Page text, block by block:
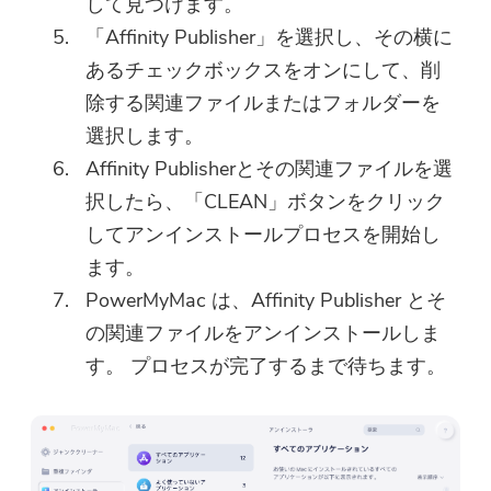
「Affinity Publisher」を選択し、その横に
あるチェックボックスをオンにして、削
除する関連ファイルまたはフォルダーを
選択します。
Affinity Publisherとその関連ファイルを選
択したら、「CLEAN」ボタンをクリック
してアンインストールプロセスを開始し
ます。
PowerMyMac は、Affinity Publisher とそ
の関連ファイルをアンインストールしま
す。 プロセスが完了するまで待ちます。